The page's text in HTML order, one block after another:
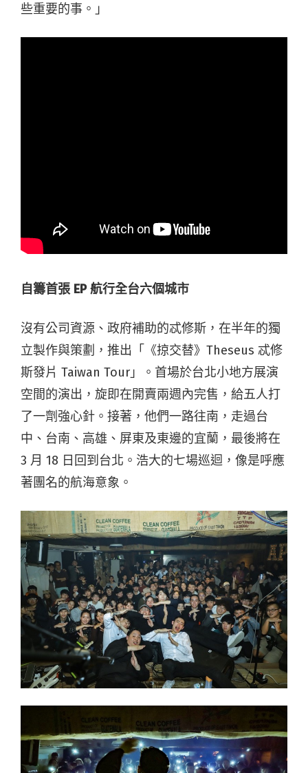
些重要的事。」
自籌首張 EP 航行全台六個城市
沒有公司資源、政府補助的忒修斯，在半年的獨
立製作與策劃，推出「《掠交替》Theseus 忒修
斯發片 Taiwan Tour」。首場於台北小地方展演
空間的演出，旋即在開賣兩週內完售，給五人打
了一劑強心針。接著，他們一路往南，走過台
中、台南、高雄、屏東及東邊的宜蘭，最後將在
3 月 18 日回到台北。浩大的七場巡迴，像是呼應
著團名的航海意象。